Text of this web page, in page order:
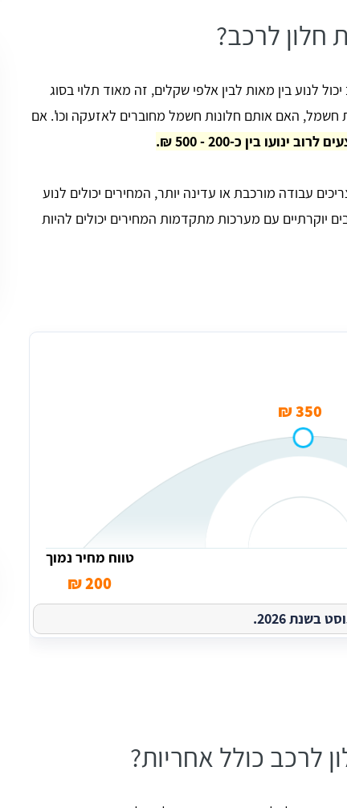
חלון לרכב?
לנוע בין מאות לבין אלפי שקלים, זה מאוד תלוי בסוג
חשמל, האם אותם חלונות חשמל מחוברים לאזעקה וכו'. אם
ינועו בין כ-200 - 500 ₪.
עבודה מורכבת או עדינה יותר, המחירים יכולים לנוע
ברכבים יוקרתיים עם מערכות מתקדמות המחירים יכולים להיות
350 ₪
טווח מחיר נמוך
200 ₪
2026.
לרכב כולל אחריות?